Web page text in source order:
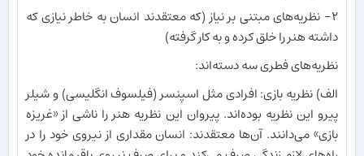
۲- نظریه‌های مبتنی بر نیاز (که معتقدند انسان به خاطر نیازی که
داشته هنر را خلق کرده و به کار گرفته)
نظریه‌های فطری سه دسته‌اند:
الف) نظریه بازی: افرادی مثل اسپنسر (فیلسوف انگلیسی) و شیلر
پیرو این نظریه بوده‌اند. پیروان این نظریه هنر را ناشی از «غریزه
بازی» می‌دانند. آن‌ها معتقدند: انسان مقداری از نیروی خود را در